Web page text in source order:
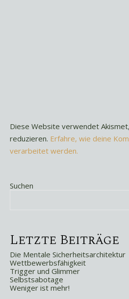
Diese Website verwendet
reduzieren. Erfahre, wie deine
verarbeitet werden.
Suchen
Letzte Beiträge
Die Mentale Sicherheitsarchitektur
Wettbewerbsfähigkeit
Trigger und Glimmer
Selbstsabotage
Weniger ist mehr!